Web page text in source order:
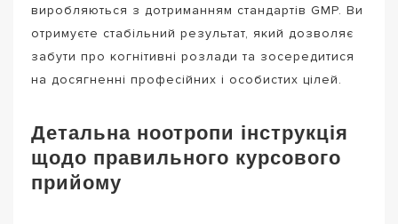
виробляються з дотриманням стандартів GMP. Ви
отримуєте стабільний результат, який дозволяє
забути про когнітивні розлади та зосередитися
на досягненні професійних і особистих цілей.
Детальна ноотропи інструкція
щодо правильного курсового
прийому